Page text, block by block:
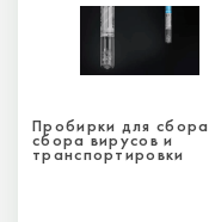
Пробирки для сбора
сбора вирусов и
транспортировки